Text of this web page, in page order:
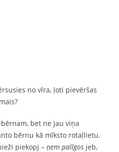
no vīra, ļoti pievēršas
bērnam, bet ne jau viņa
bērnu kā mīksto rotaļlietu.
piekopj – ņem palīgos jeb,